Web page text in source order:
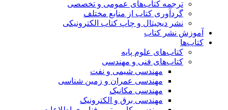
ترجمه کتاب‌های عمومی و تخصصی
گردآوری کتاب از منابع مختلف
نشر دیجیتال و چاپ کتاب الکترونیکی
آموزش نشر کتاب
کتاب‌ها
کتاب‌های علوم پایه
کتاب‌های فنی و مهندسی
مهندسی شیمی و نفت
مهندسی عمران و زمین شناسی
مهندسی مکانیک
مهندسی برق و الکترونیک